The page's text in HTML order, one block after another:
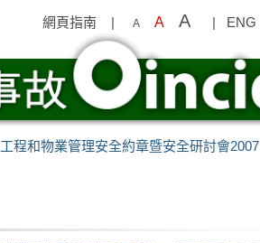
網頁指南 | A A A | ENG
工程和物業管理安全約章暨安全研討會2007